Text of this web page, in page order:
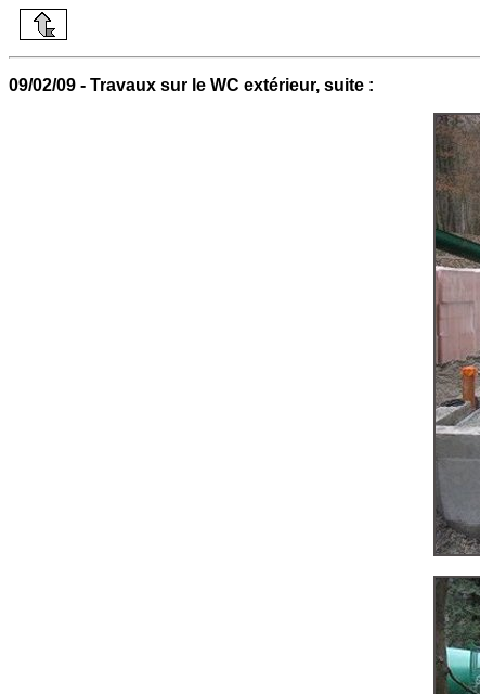
09/02/09 - Travaux sur le WC extérieur, suite :